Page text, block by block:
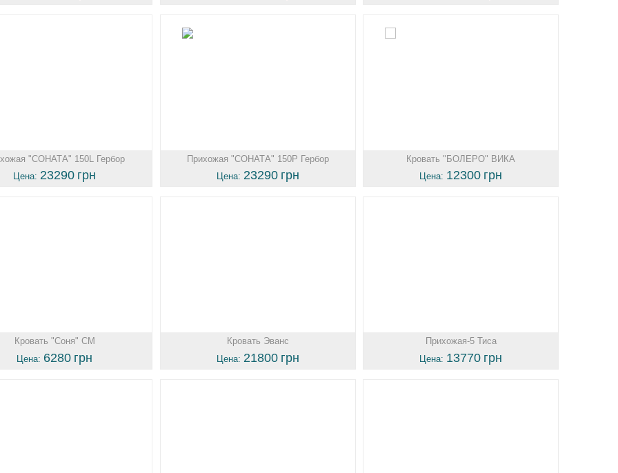
"СОНАТА" 150L Гербор
Цена: 23290 грн
Прихожая "СОНАТА" 150P Гербор
Цена: 23290 грн
Кровать "БОЛЕРО" ВИКА
Цена: 12300 грн
Кровать "Соня" СМ
Цена: 6280 грн
Кровать Эванс
Цена: 21800 грн
Прихожая-5 Тиса
Цена: 13770 грн